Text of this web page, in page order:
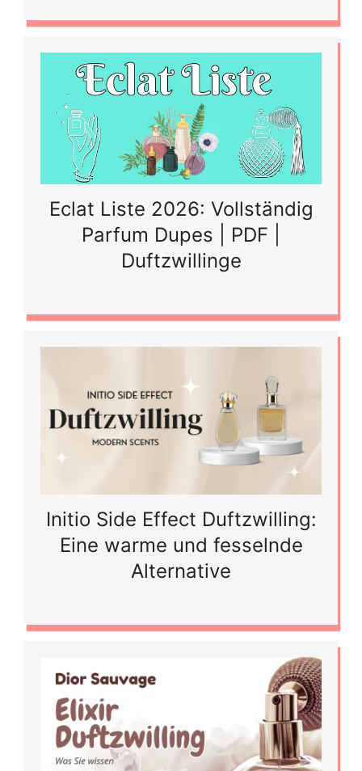
Eclat Liste 2026: Vollständig
Parfum Dupes | PDF |
Duftzwillinge
Initio Side Effect Duftzwilling:
Eine warme und fesselnde
Alternative